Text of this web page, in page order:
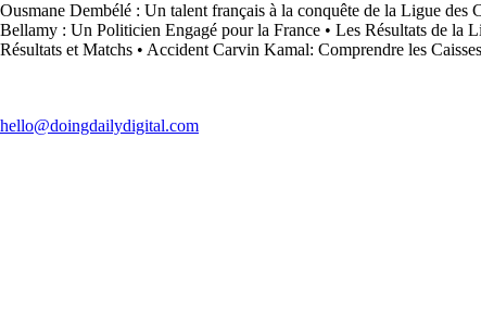
Ousmane Dembélé : Un talent français à la conquête de la Ligue des
Bellamy : Un Politicien Engagé pour la France • Les Résultats de la
Résultats et Matchs • Accident Carvin Kamal: Comprendre les
hello@doingdailydigital.com